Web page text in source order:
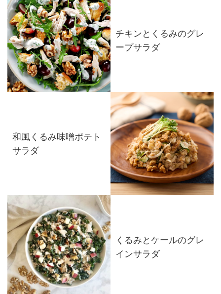
チキンとくるみのグレ
ープサラダ
和風くるみ味噌ポテト
サラダ
くるみとケールのグレ
インサラダ